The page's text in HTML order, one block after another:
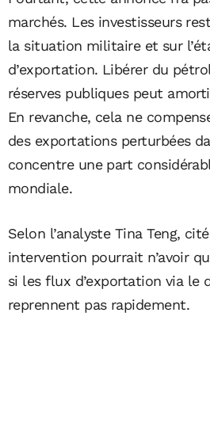
marchés. Les investisseurs
la situation militaire et sur
d’exportation. Libérer du
réserves publiques peut
En revanche, cela ne
des exportations perturbées
concentre une part
mondiale.
Selon l’analyste Tina Teng,
intervention pourrait n’avoir
si les flux d’exportation via le
reprennent pas rapidement.